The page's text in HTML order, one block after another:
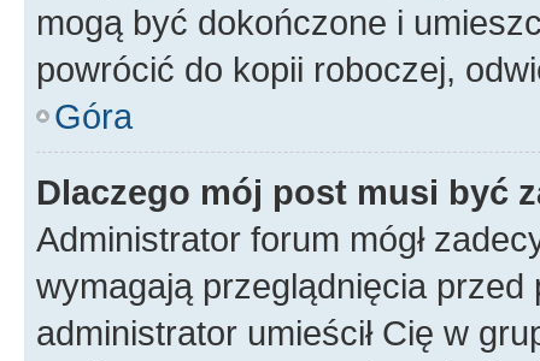
mogą być dokończone i
powrócić do kopii roboczej,
Góra
Dlaczego mój post musi być
Administrator forum mógł
wymagają przeglądnięcia
administrator umieścił Cię w